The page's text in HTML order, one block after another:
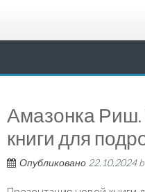
Амазонка Риш.
книги для
Опубликовано 22.10.2024